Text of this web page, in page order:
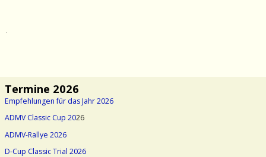
Termine 2026
Empfehlungen für das Jahr 2026
ADMV Classic Cup 2026
ADMV-Rallye 2026
D-Cup Classic Trial 2026